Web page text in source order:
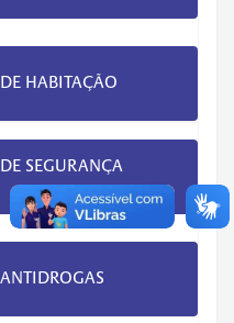
HABITAÇÃO
SEGURANÇA